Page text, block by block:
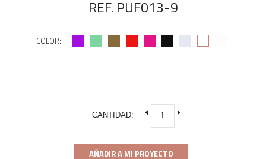
REF. PUF013-9
COLOR:
CANTIDAD:
AÑADIR A MI PROYECTO